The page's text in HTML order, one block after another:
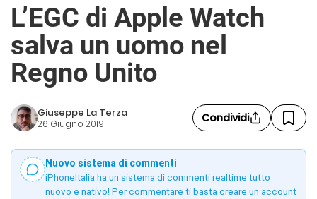
L’EGC di Apple Watch
salva un uomo nel
Regno Unito
Giuseppe La Terza
26 Giugno 2019 Condividi
Nuovo sistema di commenti
iPhoneItalia ha un sistema di commenti realtime tutto
nuovo e nativo! Per commentare ti basta creare un account